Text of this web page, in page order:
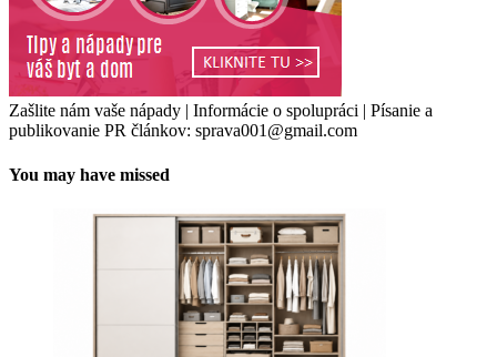
Zašlite nám vaše nápady | Informácie o spolupráci | Písanie a
publikovanie PR článkov: sprava001@gmail.com
You may have missed